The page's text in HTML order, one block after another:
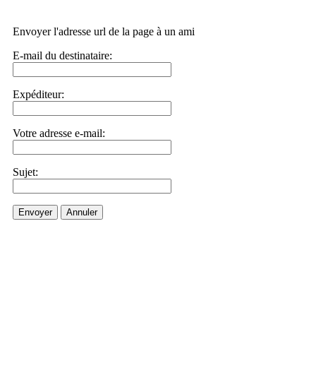
Envoyer l'adresse url de la page à un ami
E-mail du destinataire:
Expéditeur:
Votre adresse e-mail:
Sujet:
Envoyer Annuler